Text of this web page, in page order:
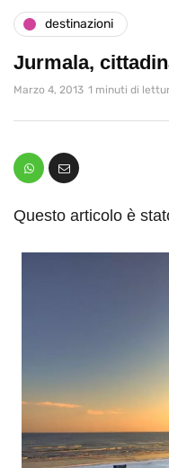
destinazioni
Jurmala,
Marzo 4, 2013 1 minuti di
Questo articolo è